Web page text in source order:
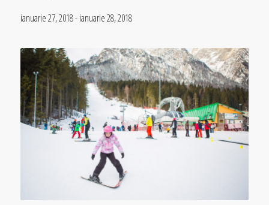
ianuarie 27, 2018-ianuarie 28, 2018